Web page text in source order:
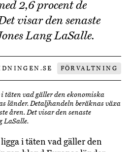
2,6 procent de
visar den senaste
Lang LaSalle.
FÖRVALTNING
täten vad gäller den ekonomiska
länder. Detaljhandeln beräknas växa
åren. Det visar den senaste
LaSalle.
i täten vad gäller den